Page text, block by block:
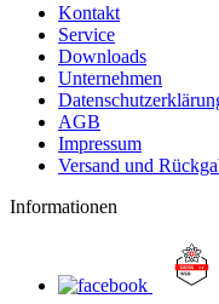
Kontakt
Service
Downloads
Unternehmen
AGB
Impressum
Versand und
Informationen